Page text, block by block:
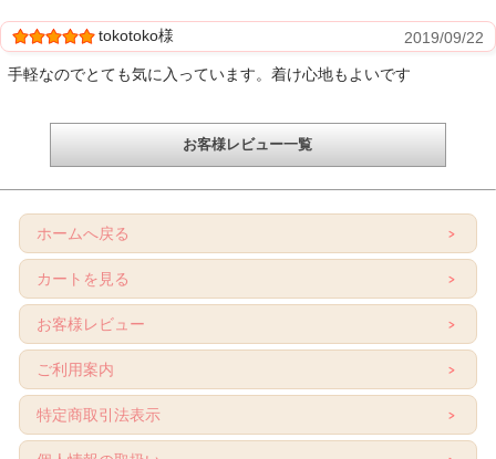
tokotoko様 2019/09/22
手軽なのでとても気に入っています。着け心地もよいです
お客様レビュー一覧
ホームへ戻る
カートを見る
お客様レビュー
ご利用案内
特定商取引法表示